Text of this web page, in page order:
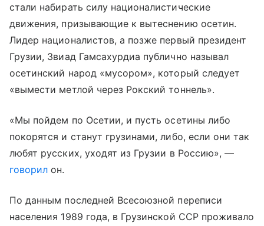
стали набирать силу националистические
движения, призывающие к вытеснению осетин.
Лидер националистов, а позже первый президент
Грузии, Звиад Гамсахурдиа публично называл
осетинский народ «мусором», который следует
«вымести метлой через Рокский тоннель».
«Мы пойдем по Осетии, и пусть осетины либо
покорятся и станут грузинами, либо, если они так
любят русских, уходят из Грузии в Россию», —
говорил он.
По данным последней Всесоюзной переписи
населения 1989 года, в Грузинской ССР проживало